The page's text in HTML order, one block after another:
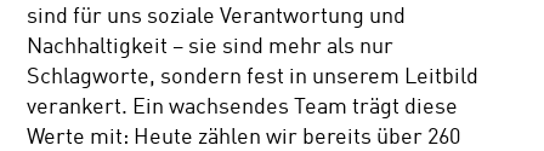
sind für uns soziale Verantwortung und
Nachhaltigkeit – sie sind mehr als nur
Schlagworte, sondern fest in unserem Leitbild
verankert. Ein wachsendes Team trägt diese
Werte mit: Heute zählen wir bereits über 260